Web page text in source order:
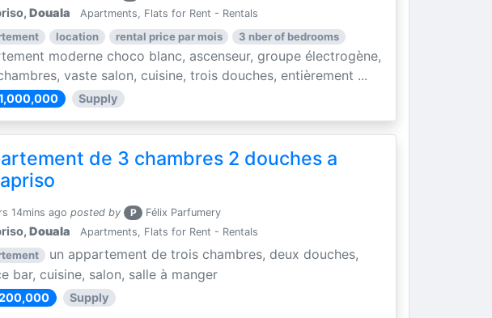
Douala Apartments, Flats for Rent - Rentals
location rental price par mois 3 nber of bedrooms
moderne choco blanc, ascenseur, groupe électrogène,
vaste salon, cuisine, trois douches, entièrement ...
Supply
de 3 chambres 2 douches a
14mins ago posted by P Félix Parfumery
Douala Apartments, Flats for Rent - Rentals
un appartement de trois chambres, deux douches,
bar, cuisine, salon, salle à manger
Supply